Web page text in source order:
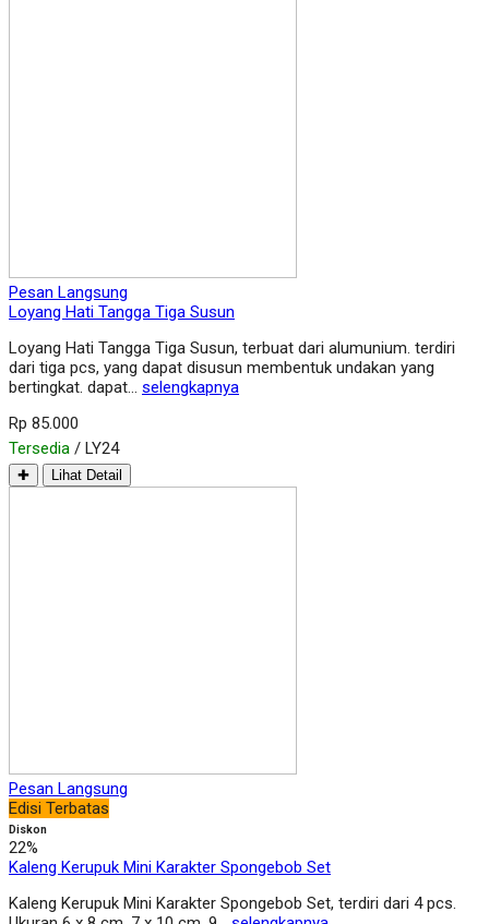
Pesan Langsung
Loyang Hati Tangga Tiga Susun
Loyang Hati Tangga Tiga Susun, terbuat dari alumunium. terdiri
dari tiga pcs, yang dapat disusun membentuk undakan yang
bertingkat. dapat… selengkapnya
Rp 85.000
Tersedia / LY24
✚ Lihat Detail
Pesan Langsung
Edisi Terbatas
Diskon
22%
Kaleng Kerupuk Mini Karakter Spongebob Set
Kaleng Kerupuk Mini Karakter Spongebob Set, terdiri dari 4 pcs.